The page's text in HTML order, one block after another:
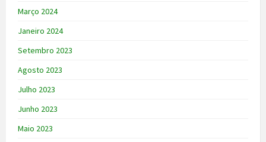
Março 2024
Janeiro 2024
Setembro 2023
Agosto 2023
Julho 2023
Junho 2023
Maio 2023